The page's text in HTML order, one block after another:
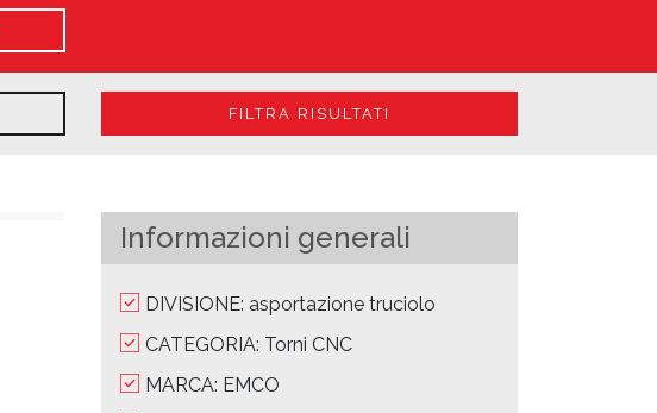
FILTRA RISULTATI
Informazioni generali
DIVISIONE: asportazione truciolo
CATEGORIA: Torni CNC
MARCA: EMCO